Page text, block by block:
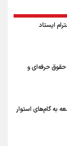
ایستاد
حقوق حرفه‌ای و
به گام‌های استوار